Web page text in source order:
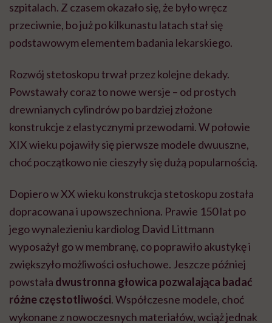
szpitalach. Z czasem okazało się, że było wręcz
przeciwnie, bo już po kilkunastu latach stał się
podstawowym elementem badania lekarskiego.
Rozwój stetoskopu trwał przez kolejne dekady.
Powstawały coraz to nowe wersje – od prostych
drewnianych cylindrów po bardziej złożone
konstrukcje z elastycznymi przewodami. W połowie
XIX wieku pojawiły się pierwsze modele dwuuszne,
choć początkowo nie cieszyły się dużą popularnością.
Dopiero w XX wieku konstrukcja stetoskopu została
dopracowana i upowszechniona. Prawie 150 lat po
jego wynalezieniu kardiolog David Littmann
wyposażył go w membranę, co poprawiło akustykę i
zwiększyło możliwości osłuchowe. Jeszcze później
powstała dwustronna głowica pozwalająca badać
różne częstotliwości. Współczesne modele, choć
wykonane z nowoczesnych materiałów, wciąż jednak